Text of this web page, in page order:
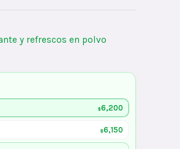
y refrescos en polvo
$6,200
$6,150